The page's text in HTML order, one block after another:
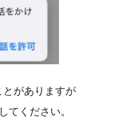
がありますが
てください。